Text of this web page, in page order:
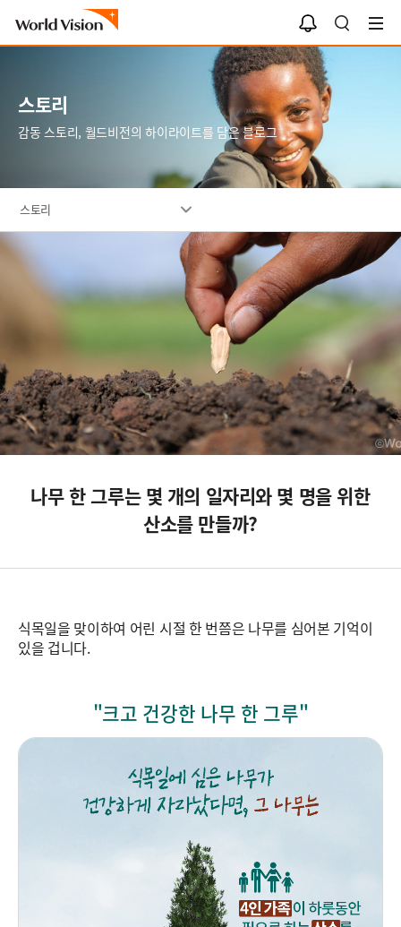
검
색
알
림
함
스토리
감동 스토리, 월드비전의 하이라이트를 담은 블로그
스토리
이
미
지
설
명
나무 한 그루는 몇 개의 일자리와 몇 명을 위한
산소를 만들까?
식목일을 맞이하여 어린 시절 한 번쯤은 나무를 심어본 기억이
있을 겁니다.
"크고 건강한 나무 한 그루"